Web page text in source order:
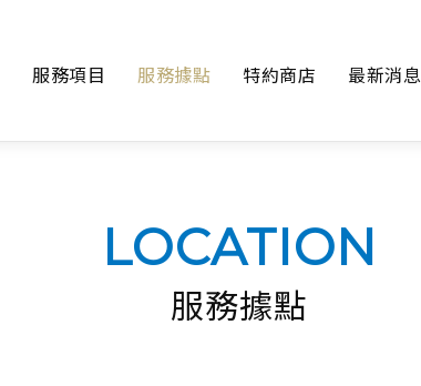
服務項目 服務據點 特約商店 最新消息
LOCATION
服務據點